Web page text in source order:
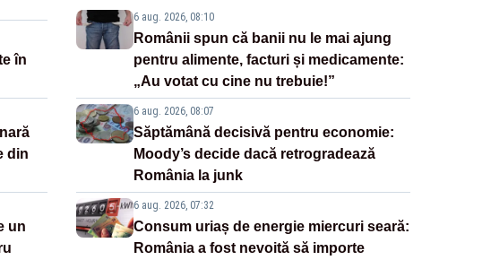
în
din
un
6 aug. 2026, 08:10
Românii spun că banii nu le mai ajung
pentru alimente, facturi și medicamente:
„Au votat cu cine nu trebuie!”
6 aug. 2026, 08:07
Săptămână decisivă pentru economie:
Moody’s decide dacă retrogradează
România la junk
6 aug. 2026, 07:32
Consum uriaș de energie miercuri seară:
România a fost nevoită să importe